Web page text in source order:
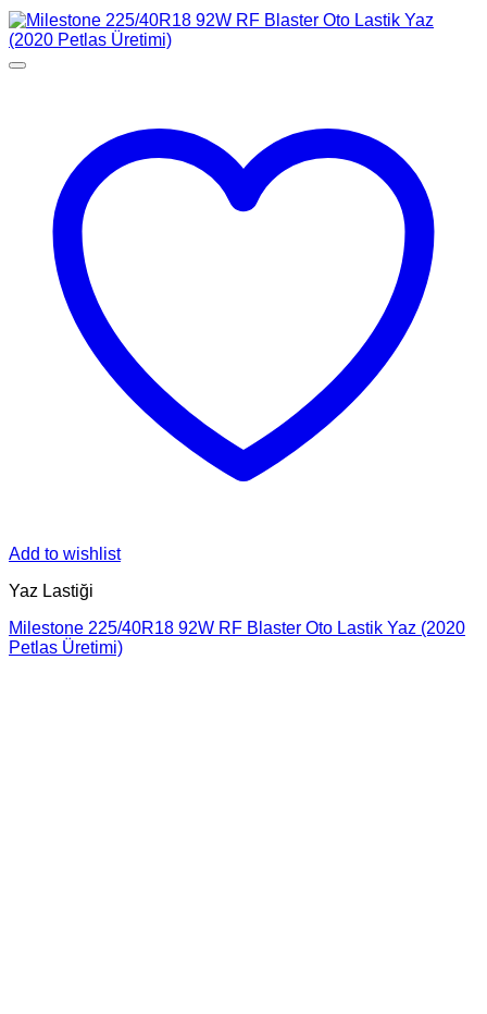
Add to wishlist
Yaz Lastiği
Milestone 225/40R18 92W RF Blaster Oto Lastik Yaz (2020
Petlas Üretimi)